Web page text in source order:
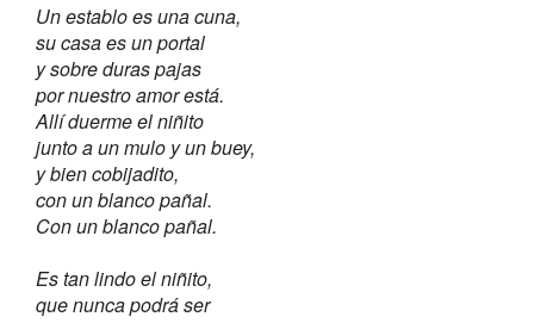
Un establo es una cuna,
su casa es un portal
y sobre duras pajas
por nuestro amor está.
Allí duerme el niñito
junto a un mulo y un buey,
y bien cobijadito,
con un blanco pañal.
Con un blanco pañal.
Es tan lindo el niñito,
que nunca podrá ser